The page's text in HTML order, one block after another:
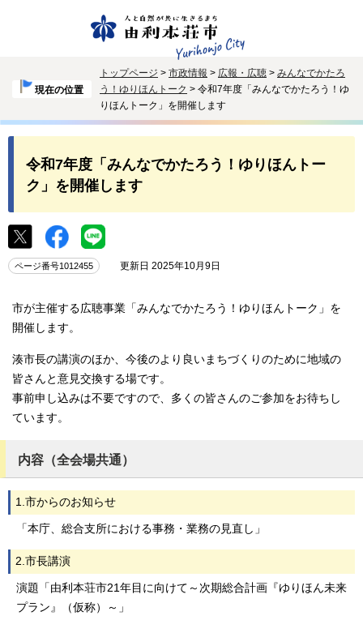
現在の位置
トップページ > 市政情報 > 広報・広聴 > みんなでかたろ
う！ゆりほんトーク > 令和7年度「みんなでかたろう！ゆ
りほんトーク」を開催します
令和7年度「みんなでかたろう！ゆりほんトー
ク」を開催します
ページ番号1012455 更新日 2025年10月9日
市が主催する広聴事業「みんなでかたろう！ゆりほんトーク」を
開催します。
湊市長の講演のほか、今後のより良いまちづくりのために地域の
皆さんと意見交換する場です。
事前申し込みは不要ですので、多くの皆さんのご参加をお待ちし
ています。
内容（全会場共通）
1.市からのお知らせ
「本庁、総合支所における事務・業務の見直し」
2.市長講演
演題「由利本荘市21年目に向けて～次期総合計画『ゆりほん未来
プラン』（仮称）～」